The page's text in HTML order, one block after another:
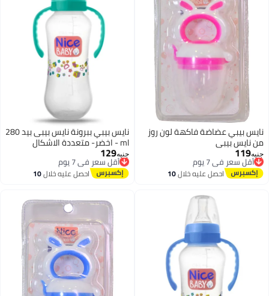
نايس بيبي عضاضة فاكهة لون روز
من نايس بيبى
جنيه119
أقل سعر في 7 يوم
توصيل مجاني
أقل سعر في 7 يوماحصل عليه خلال10
نايس بيبي ببرونة نايس بيبى بيد 280
ml - اخضر- متعددة الاشكال
جنيه129
أقل سعر في 7 يوم
توصيل مجاني
أقل سعر في 7 يوماحصل عليه خلال10